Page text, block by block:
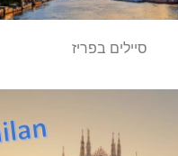
סיילים בפריז